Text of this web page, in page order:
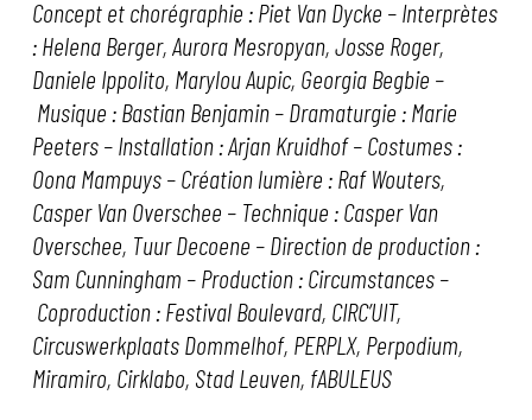
Concept et chorégraphie : Piet Van Dycke – Interprètes
: Helena Berger, Aurora Mesropyan, Josse Roger,
Daniele Ippolito, Marylou Aupic, Georgia Begbie –
Musique : Bastian Benjamin – Dramaturgie : Marie
Peeters – Installation : Arjan Kruidhof – Costumes :
Oona Mampuys – Création lumière : Raf Wouters,
Casper Van Overschee – Technique : Casper Van
Overschee, Tuur Decoene – Direction de production :
Sam Cunningham – Production : Circumstances –
Coproduction : Festival Boulevard, CIRC’UIT,
Circuswerkplaats Dommelhof, PERPLX, Perpodium,
Miramiro, Cirklabo, Stad Leuven, fABULEUS